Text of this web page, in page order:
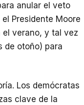
anular el veto
Presidente Moore
el verano, y tal vez
de otoño) para
Los demócratas
clave de la